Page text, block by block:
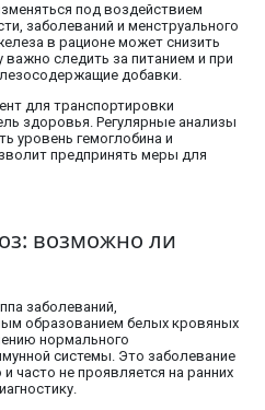
под воздействием
заболеваний и менструального
в рационе может снизить
важно следить за питанием и при
добавки.
для транспортировки
здоровья. Регулярные анализы
уровень гемоглобина и
предпринять меры для
возможно ли
заболеваний,
образованием белых кровяных
нормального
системы. Это заболевание
часто не проявляется на ранних